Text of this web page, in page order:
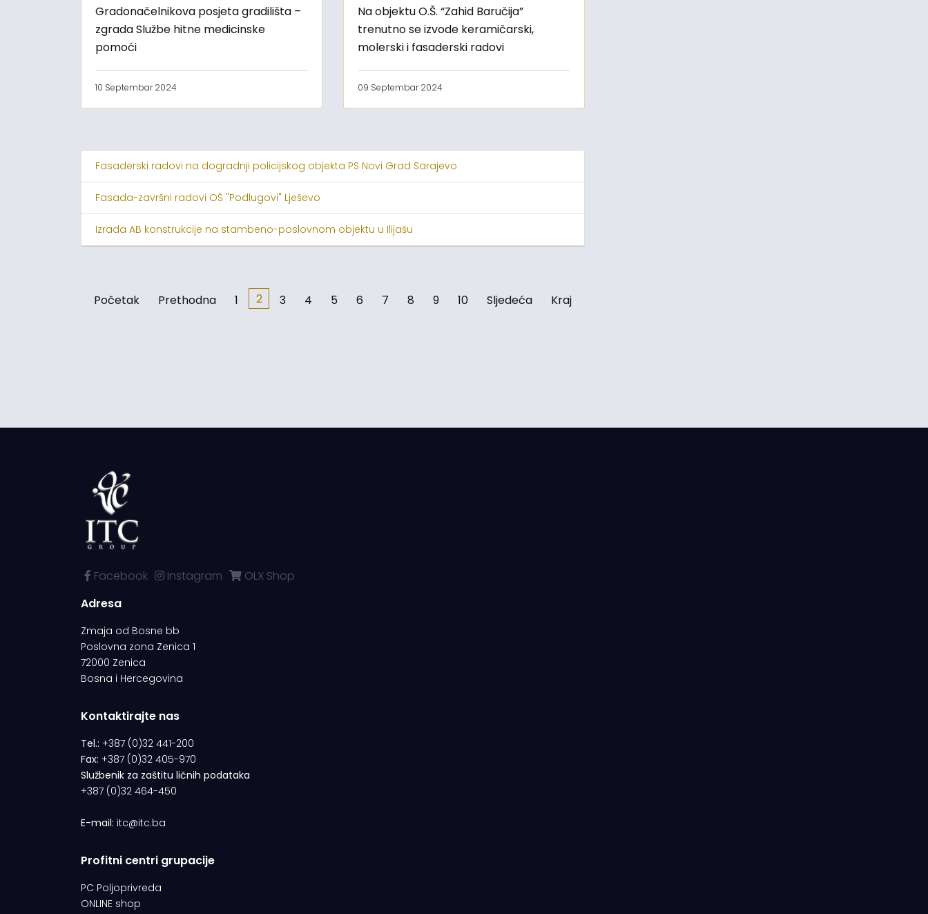
Gradonačelnikova posjeta gradilišta –
zgrada Službe hitne medicinske
pomoći
10 Septembar 2024
Na objektu O.Š. “Zahid Baručija”
trenutno se izvode keramičarski,
molerski i fasaderski radovi
09 Septembar 2024
Fasaderski radovi na dogradnji policijskog objekta PS Novi Grad Sarajevo
Fasada-završni radovi OŠ "Podlugovi" Lješevo
Izrada AB konstrukcije na stambeno-poslovnom objektu u Ilijašu
Početak Prethodna 1 2 3 4 5 6 7 8 9 10 Sljedeća Kraj
Facebook Instagram
OLX Shop
Adresa
Zmaja od Bosne bb
Poslovna zona Zenica 1
72000 Zenica
Bosna i Hercegovina
Kontaktirajte nas
Tel.: +387 (0)32 441-200
Fax: +387 (0)32 405-970
Službenik za zaštitu ličnih podataka
+387 (0)32 464-450
E-mail: itc@itc.ba
Profitni centri grupacije
PC Poljoprivreda
ONLINE shop